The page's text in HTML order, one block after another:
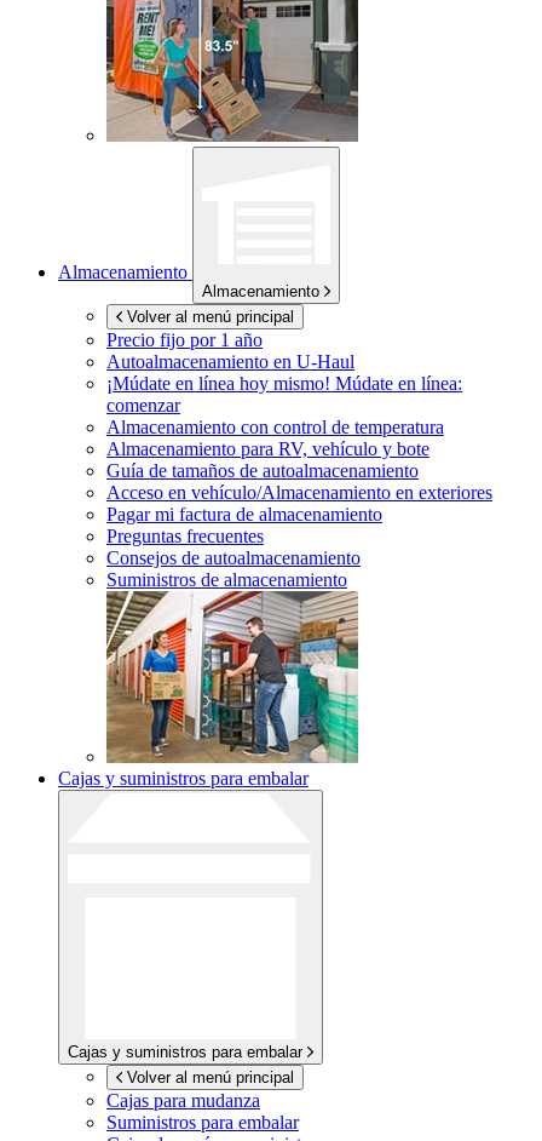
Almacenamiento
Almacenamiento
Volver al menú principal
Precio fijo por 1 año
Autoalmacenamiento en U-Haul
¡Múdate en línea hoy mismo! Múdate en línea:
comenzar
Almacenamiento con control de temperatura
Almacenamiento para RV, vehículo y bote
Guía de tamaños de autoalmacenamiento
Acceso en vehículo/Almacenamiento en exteriores
Pagar mi factura de almacenamiento
Preguntas frecuentes
Consejos de autoalmacenamiento
Suministros de almacenamiento
Cajas y suministros para embalar
Cajas y suministros para embalar
Volver al menú principal
Cajas para mudanza
Suministros para embalar